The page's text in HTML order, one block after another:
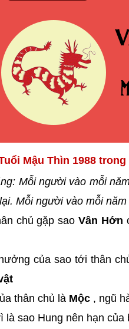
Mậu Thìn 1988 trong
Mỗi người vào mỗi
Mỗi người vào mỗi
chủ gặp saoVân Hớn
của sao tới thân
thân chủ là Mộc , ngũ
là sao Hung nên hạn